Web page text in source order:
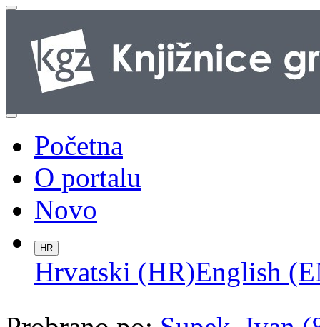
Početna
O portalu
Novo
HR
Hrvatski (HR)English